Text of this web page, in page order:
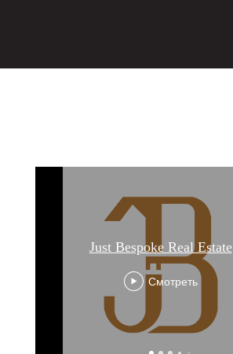
Just Bespoke Real Estate
Смотреть